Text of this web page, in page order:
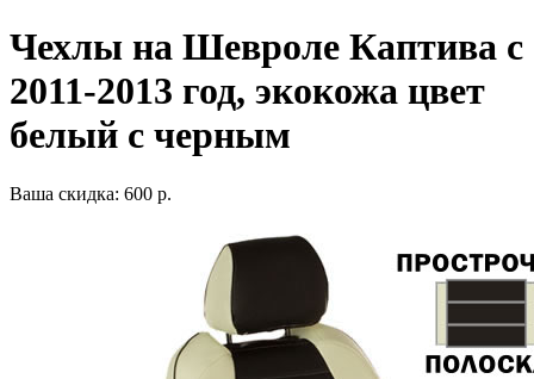
Чехлы на Шевроле Каптива с
2011-2013 год, экокожа цвет
белый с черным
Ваша скидка: 600 р.